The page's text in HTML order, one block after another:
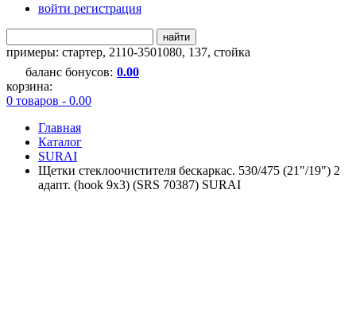
войти регистрация
найти
примеры: стартер, 2110-3501080, 137, стойка
баланс бонусов: 0.00
корзина:
0 товаров - 0.00
Главная
Каталог
SURAI
Щетки стеклоочистителя бескаркас. 530/475 (21"/19") 2
адапт. (hook 9x3) (SRS 70387) SURAI